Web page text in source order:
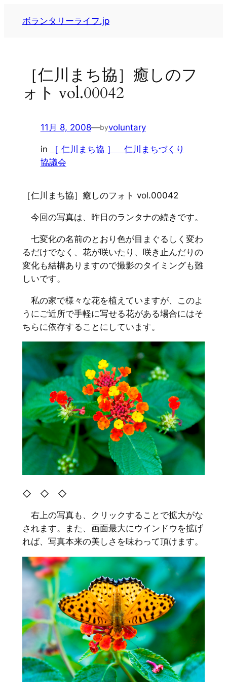
ボランタリーライフ.jp
［仁川まち協］癒しのフ
ォト vol.00042
11月 8, 2008—byvoluntary
in
［ 仁川まち協 ］ 仁川まちづくり
協議会
［仁川まち協］癒しのフォト vol.00042
今回の写真は、昨日のランタナの続きです。
七変化の名前のとおり色が目まぐるしく変わ
るだけでなく、花が咲いたり、咲き止んだりの
変化も結構ありますので撮影のタイミングも難
しいです。
私の家で様々な花を植えていますが、このよ
うにご近所で手軽に写せる花がある場合にはそ
ちらに依存することにしています。
◇ ◇ ◇
右上の写真も、クリックすることで拡大がな
されます。また、画面最大にウインドウを拡げ
れば、写真本来の美しさを味わって頂けます。